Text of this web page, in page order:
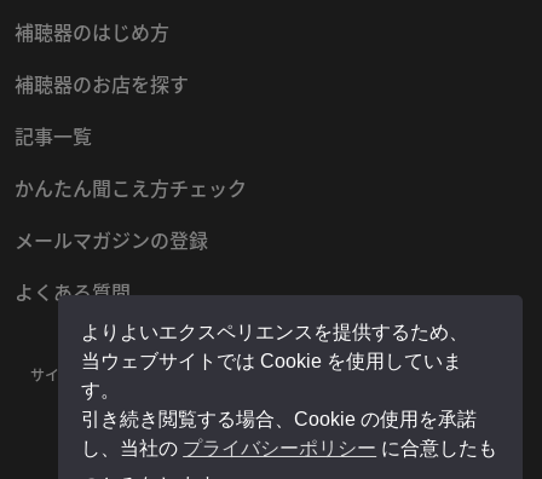
補聴器のはじめ方
補聴器のお店を探す
記事一覧
かんたん聞こえ方チェック
メールマガジンの登録
よくある質問
サイトマップ プライバシーポリシー お問い合わせ
運営者情報
販売店様用マイページ
よりよいエクスペリエンスを提供するため、
当ウェブサイトでは Cookie を使用していま
す。
引き続き閲覧する場合、Cookie の使用を承諾
し、当社の プライバシーポリシー に合意したも